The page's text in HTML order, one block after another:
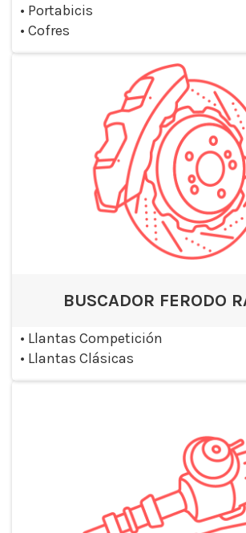
• Portabicis
• Cofres
BUSCADOR FERODO
• Llantas Competición
• Llantas Clásicas